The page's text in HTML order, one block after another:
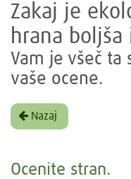
Zakaj je
hrana boljša
Vam je všeč ta
vaše ocene.
Nazaj
Ocenite stran.